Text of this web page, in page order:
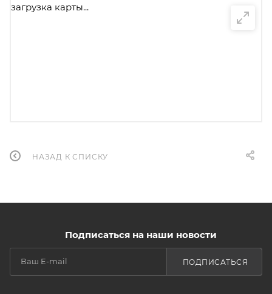
загрузка карты...
НАЗАД К СПИСКУ
Подписаться на наши новости
ПОДПИСАТЬСЯ